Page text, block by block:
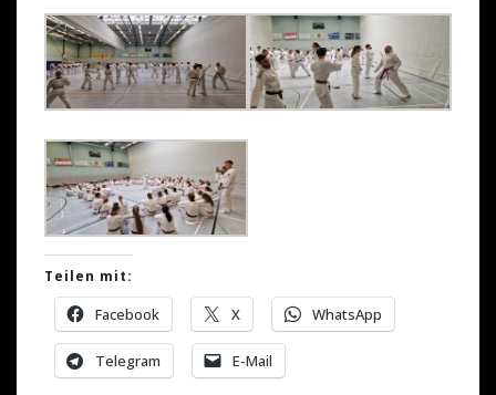
Teilen mit:
Facebook X WhatsApp
Telegram E-Mail